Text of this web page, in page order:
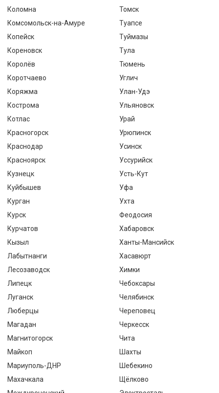
Коломна
Комсомольск-на-Амуре
Копейск
Кореновск
Королёв
Коротчаево
Коряжма
Кострома
Котлас
Красногорск
Краснодар
Красноярск
Кузнецк
Куйбышев
Курган
Курск
Курчатов
Кызыл
Лабытнанги
Лесозаводск
Липецк
Луганск
Люберцы
Магадан
Магнитогорск
Майкоп
Мариуполь-ДНР
Махачкала
Томск
Туапсе
Туймазы
Тула
Тюмень
Углич
Улан-Удэ
Ульяновск
Урай
Урюпинск
Усинск
Уссурийск
Усть-Кут
Уфа
Ухта
Феодосия
Хабаровск
Ханты-Мансийск
Хасавюрт
Химки
Чебоксары
Челябинск
Череповец
Черкесск
Чита
Шахты
Шебекино
Щёлково